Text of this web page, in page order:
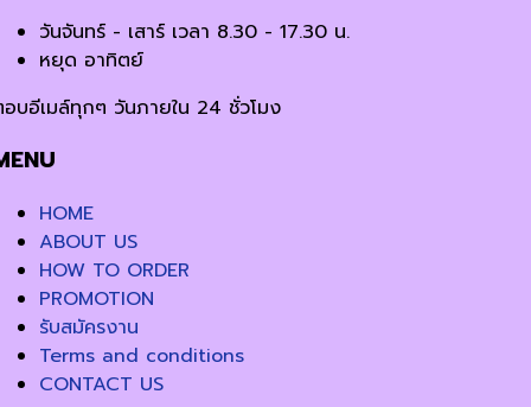
วันจันทร์ - เสาร์ เวลา 8.30 - 17.30 น.
หยุด อาทิตย์
บอีเมล์ทุกๆ วันภายใน 24 ชั่วโมง
HOME
ABOUT US
HOW TO ORDER
PROMOTION
รับสมัครงาน
Terms and conditions
CONTACT US